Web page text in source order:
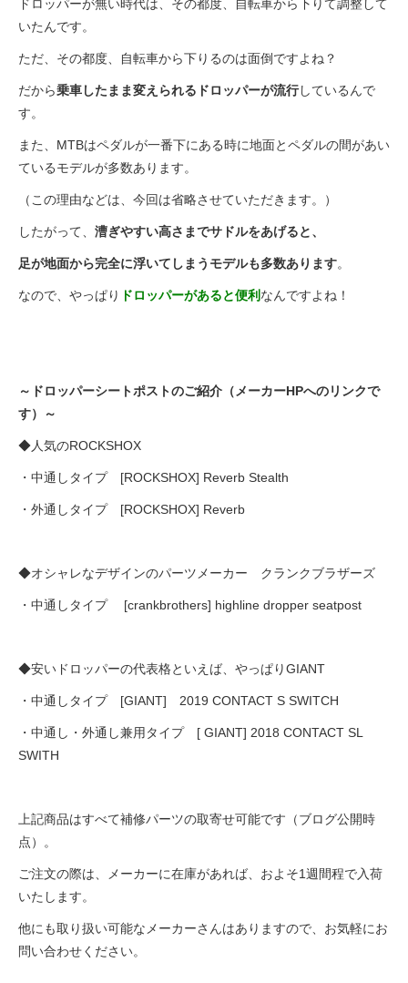
ドロッパーが無い時代は、その都度、自転車から下りて調整して
いたんです。
ただ、その都度、自転車から下りるのは面倒ですよね？
だから乗車したまま変えられるドロッパーが流行しているんで
す。
また、MTBはペダルが一番下にある時に地面とペダルの間があい
ているモデルが多数あります。
（この理由などは、今回は省略させていただきます。）
したがって、 漕ぎやすい高さまでサドルをあげると、
足が地面から完全に浮いてしまうモデルも多数あります。
なので、やっぱり ドロッパーがあると便利 なんですよね！
～ドロッパーシートポストのご紹介（メーカーHPへのリンクで
す）～
◆人気のROCKSHOX
・中通しタイプ [ROCKSHOX] Reverb Stealth
・外通しタイプ [ROCKSHOX] Reverb
◆オシャレなデザインのパーツメーカー クランクブラザーズ
・中通しタイプ [crankbrothers] highline dropper seatpost
◆安いドロッパーの代表格といえば、やっぱりGIANT
・中通しタイプ [GIANT] 2019 CONTACT S SWITCH
・中通し・外通し兼用タイプ [ GIANT] 2018 CONTACT SL
SWITH
上記商品はすべて補修パーツの取寄せ可能です（ブログ公開時
点）。
ご注文の際は、メーカーに在庫があれば、およそ1週間程で入荷
いたします。
他にも取り扱い可能なメーカーさんはありますので、お気軽にお
問い合わせください。